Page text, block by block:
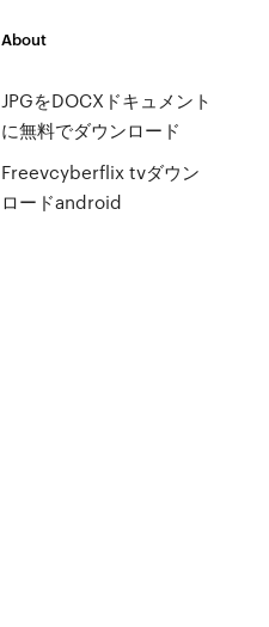
About
JPGをDOCXドキュメント
に無料でダウンロード
Freevcyberflix tvダウン
ロードandroid